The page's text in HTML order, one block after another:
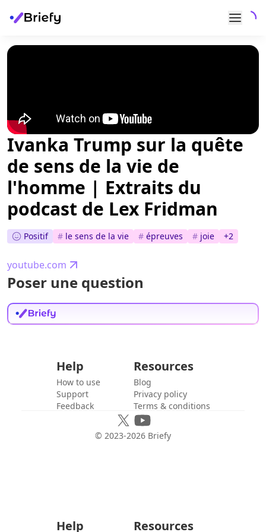
Ivanka Trump sur la quête
de sens de la vie de
l'homme | Extraits du
podcast de Lex Fridman
Positif # le sens de la vie # épreuves # joie +2
youtube.com
Poser une question
Help
How to use
Support
Feedback
Resources
Blog
Privacy policy
Terms & conditions
© 2023-2026 Briefy
Help Resources